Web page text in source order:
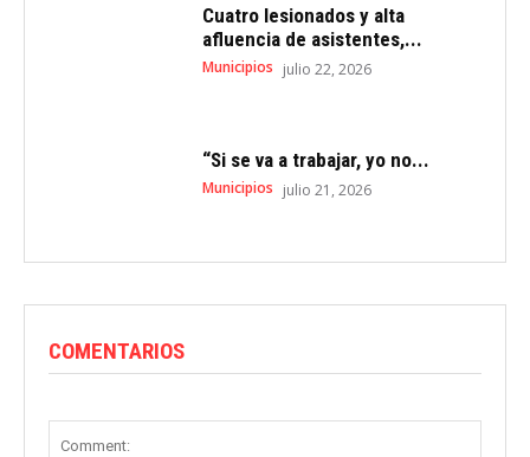
Cuatro lesionados y alta
afluencia de asistentes,...
Municipios julio 22, 2026
“Si se va a trabajar, yo no...
Municipios julio 21, 2026
COMENTARIOS